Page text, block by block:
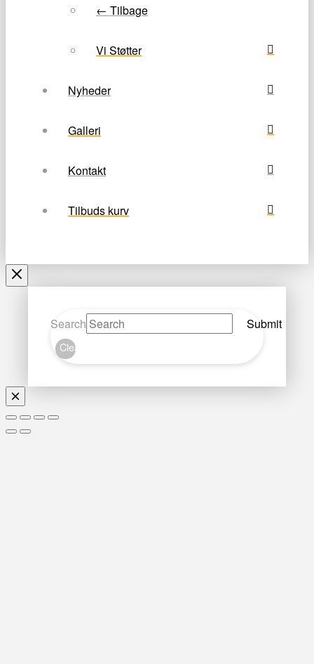
← Tilbage
Vi Støtter
Nyheder
Galleri
Kontakt
Tilbuds kurv
Search Submit
Clear